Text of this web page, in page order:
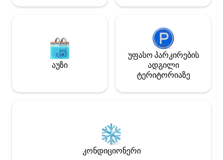
აუზი
უფასო პარკირების
ადგილი
ტერიტორიაზე
კონდიციონერი